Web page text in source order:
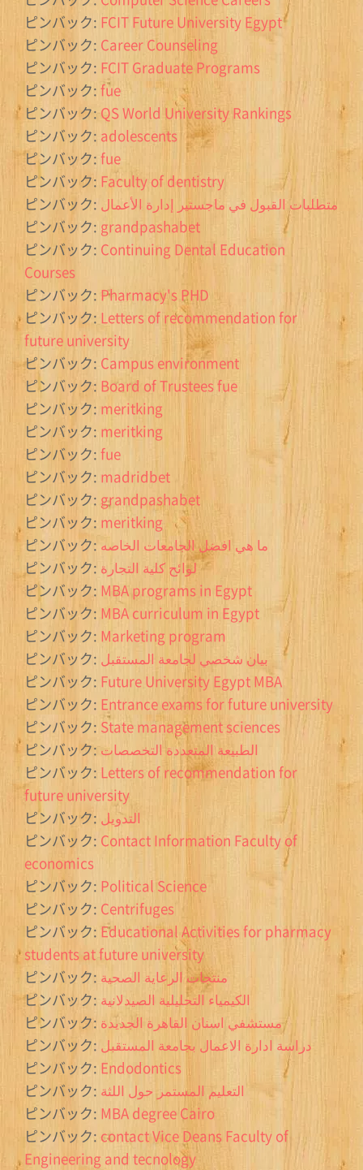
ピンバック: FCIT Future University Egypt
ピンバック: Career Counseling
ピンバック: FCIT Graduate Programs
ピンバック: fue
ピンバック:QS World University Rankings
ピンバック: adolescents
ピンバック: fue
ピンバック: Faculty of dentistry
ピンバック: متطلبات القبول في ماجستير إدارة الأعمال
ピンバック: grandpashabet
ピンバック: Continuing Dental Education
Courses
ピンバック: Pharmacy's PHD
ピンバック: Letters of recommendation for
future university
ピンバック: Campus environment
ピンバック: Board of Trustees fue
ピンバック: meritking
ピンバック: meritking
ピンバック: fue
ピンバック: madridbet
ピンバック: grandpashabet
ピンバック: meritking
ピンバック: ما هي افضل الجامعات الخاصه
ピンバック: لوائح كلية التجارة
ピンバック: MBA programs in Egypt
ピンバック: MBA curriculum in Egypt
ピンバック: Marketing program
ピンバック: بيان شخصي لجامعة المستقبل
ピンバック: Future University Egypt MBA
ピンバック: Entrance exams for future university
ピンバック: State management sciences
ピンバック: الطبيعة المتعددة التخصصات
ピンバック: Letters of recommendation for
future university
ピンバック: التدويل
ピンバック: Contact Information Faculty of
economics
ピンバック: Political Science
ピンバック: Centrifuges
ピンバック: Educational Activities for pharmacy
students at future university
ピンバック: منتجات الرعاية الصحية
ピンバック: الكيمياء التحليلية الصيدلانية
ピンバック: مستشفي اسنان القاهرة الجديدة
ピンバック: دراسة ادارة الاعمال بجامعة المستقبل
ピンバック: Endodontics
ピンバック: التعليم المستمر حول اللثة
ピンバック: MBA degree Cairo
ピンバック: contact Vice Deans Faculty of
Engineering and tecnology